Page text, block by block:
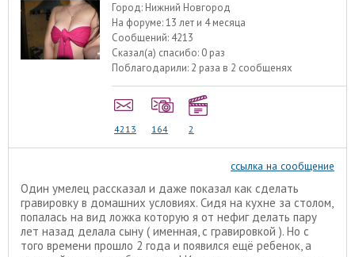
Город: Нижний Новгород
На форуме:13 лет и 4 месяца
Сообщений: 4213
Сказал(а) спасибо: 0 раз
Поблагодарили: 2 раза в 2 сообщенях
4213 164 2
ссылка на сообщение
Один умелец рассказал и даже показал как сделать
гравировку в домашних условиях. Сидя на кухне за столом,
попалась на вид ложка которую я от нефиг делать пару
лет назад делала сыну ( именная, с гравировкой ). Но с
того времени прошло 2 года и появился ещё ребенок, а